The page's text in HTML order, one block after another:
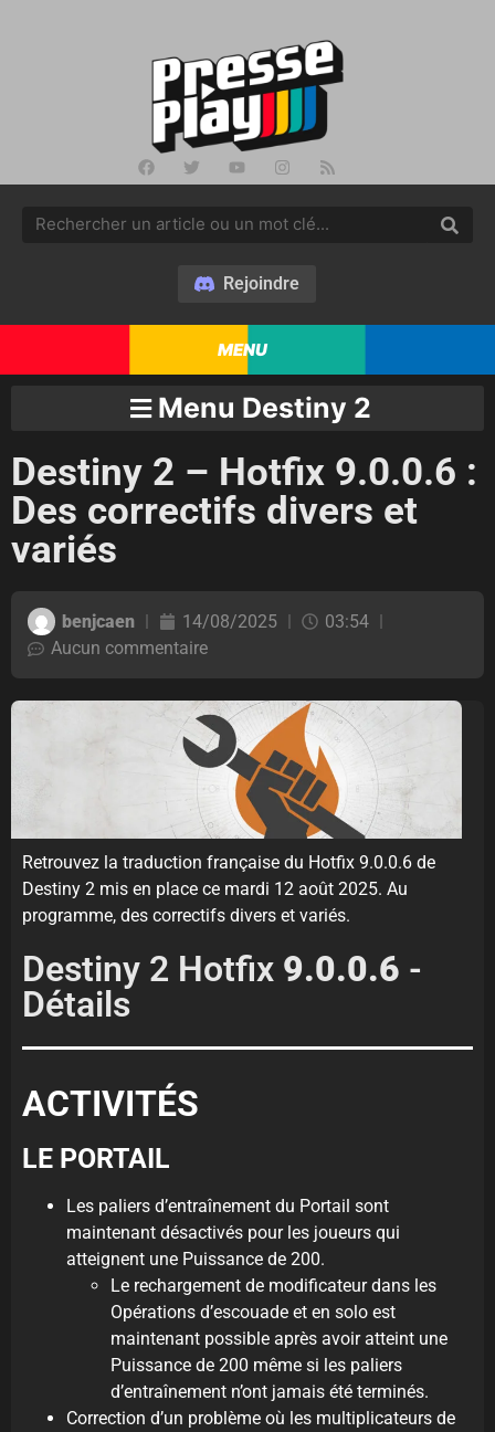
Rejoindre
MENU
Menu Destiny 2
Destiny 2 – Hotfix 9.0.0.6 :
Des correctifs divers et
variés
benjcaen 14/08/2025
03:54
Aucun commentaire
Retrouvez la traduction française du Hotfix 9.0.0.6 de
Destiny 2 mis en place ce mardi 12 août 2025. Au
programme, des correctifs divers et variés.
Destiny 2 Hotfix 9.0.0.6 -
Détails
ACTIVITÉS
LE PORTAIL
Les paliers d’entraînement du Portail sont
maintenant désactivés pour les joueurs qui
atteignent une Puissance de 200.
Le rechargement de modificateur dans les
Opérations d’escouade et en solo est
maintenant possible après avoir atteint une
Puissance de 200 même si les paliers
d’entraînement n’ont jamais été terminés.
Correction d’un problème où les multiplicateurs de